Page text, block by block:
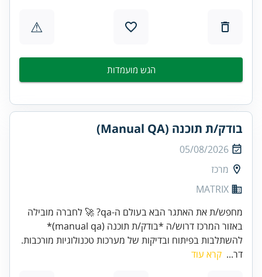
⚠
הגש מועמדות
בודק/ת תוכנה (Manual QA)
05/08/2026
מרכז
MATRIX
מחפש/ת את האתגר הבא בעולם ה-qa? 🚀 לחברה מובילה
באזור המרכז דרוש/ה *בודק/ת תוכנה (manual qa)*
להשתלבות בפיתוח ובדיקות של מערכות טכנולוגיות מורכבות.
דר... קרא עוד